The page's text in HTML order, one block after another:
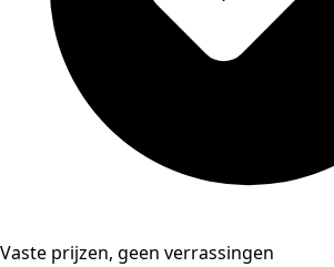
Vaste prijzen, geen verrassingen